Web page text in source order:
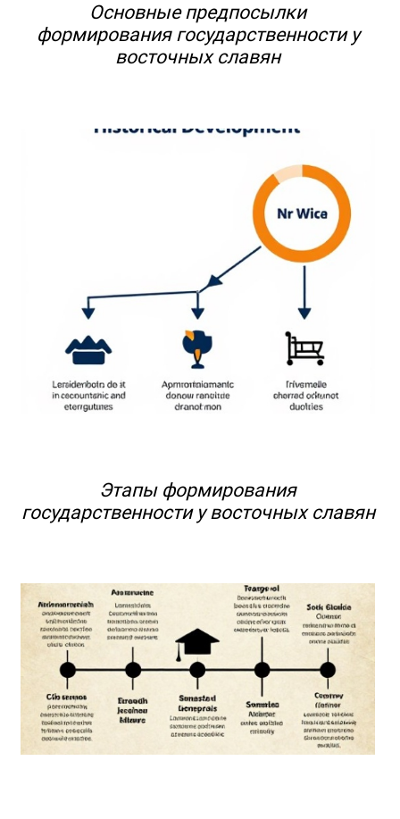
Основные предпосылки
формирования государственности у
восточных славян
Этапы формирования
государственности у восточных славян